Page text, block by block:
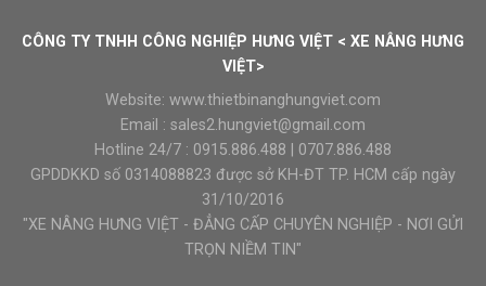
CÔNG TY TNHH CÔNG NGHIỆP HƯNG VIỆT < XE NÂNG HƯNG
VIỆT>
Website: www.thietbinanghungviet.com
Email : sales2.hungviet@gmail.com
Hotline 24/7 : 0915.886.488
0707.886.488
GPDDKKD số 0314088823 được sở KH-ĐT TP. HCM cấp ngày
31/10/2016
"XE NÂNG HƯNG VIỆT - ĐẲNG CẤP CHUYÊN NGHIỆP - NƠI GỬI
TRỌN NIỀM TIN"